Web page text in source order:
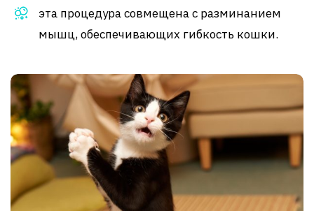
эта процедура совмещена с разминанием
мышц, обеспечивающих гибкость кошки.